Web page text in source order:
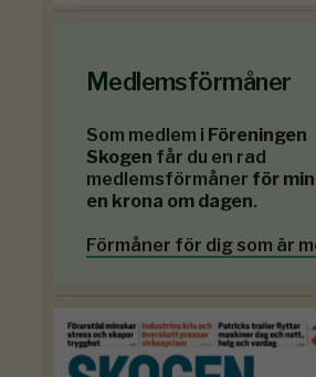
Medlemsförmåner
Som medlem i Föreningen
Skogen får du en rad
medlemsförmåner för
en krona om dagen.
Förmåner för dig som är